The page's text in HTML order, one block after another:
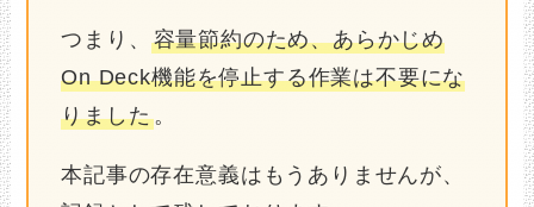
つまり、 容量節約のため、あらかじめ
On Deck機能を停止する作業は不要にな
りました。
本記事の存在意義はもうありませんが、